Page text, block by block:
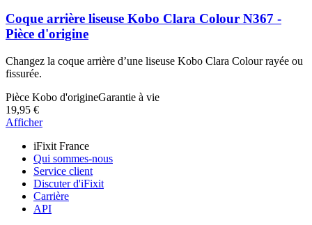
Coque arrière liseuse Kobo Clara Colour N367 -
Pièce d'origine
Changez la coque arrière d’une liseuse Kobo Clara Colour rayée ou
fissurée.
Pièce Kobo d'origineGarantie à vie
19,95 €
Afficher
iFixit France
Qui sommes-nous
Service client
Discuter d'iFixit
Carrière
API